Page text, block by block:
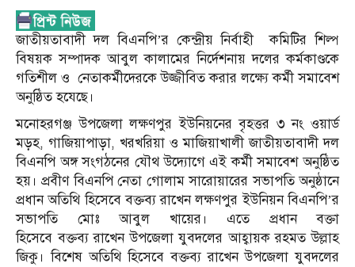
জাতীয়তাবাদী দল বিএনপি’র কেন্দ্রীয় নির্বাহী কমিটির শিল্প
বিষয়ক সম্পাদক আবুল কালামের নির্দেশনায় দলের কর্মকাণ্ডকে
গতিশীল ও নেতাকর্মীদেরকে উজ্জীবিত করার লক্ষ্যে কর্মী সমাবেশ
অনুষ্ঠিত হযেছে।
মনোহরগঞ্জ উপজেলা লক্ষণপুর ইউনিয়নের বৃহত্তর ৩ নং ওয়ার্ড
মড়হ, গাজিয়াপাড়া, খরখরিয়া ও মাজিয়াখালী জাতীয়তাবাদী দল
বিএনপি অঙ্গ সংগঠনের যৌথ উদ্যোগে এই কর্মী সমাবেশ অনুষ্ঠিত
হয়। প্রবীণ বিএনপি নেতা গোলাম সারোয়ারের সভাপতি অনুষ্ঠানে
প্রধান অতিথি হিসেবে বক্তব্য রাখেন লক্ষণপুর ইউনিয়ন বিএনপি’র
সভাপতি মোঃ আবুল খায়ের। এতে প্রধান বক্তা
হিসেবে বক্তব্য রাখেন উপজেলা যুবদলের আহ্বায়ক রহমত উল্লাহ
জিকু। বিশেষ অতিথি হিসেবে বক্তব্য রাখেন উপজেলা যুবদলের